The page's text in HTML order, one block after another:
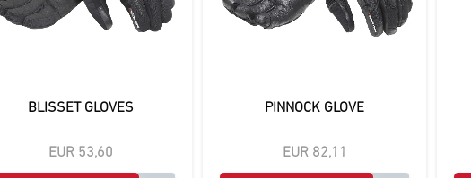
BLISSET GLOVES
EUR 53,60
PINNOCK GLOVE
EUR 82,11